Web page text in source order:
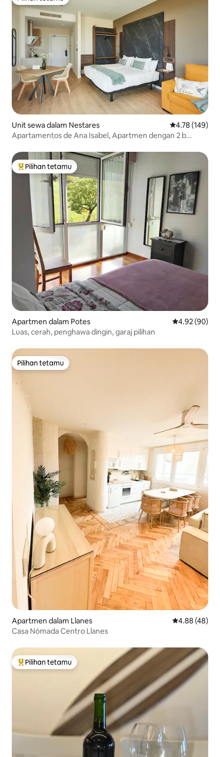
Pilihan tetamu
Unit sewa dalam Nestares Penarafan
4.78 (149)
Apartamentos de Ana Isabel, Apartmen dengan 2 b...
Pilihan utama tetamu
Pilihan tetamu
Apartmen dalam Potes Penarafan
4.92 (90)
Luas, cerah, penghawa dingin, garaj pilihan
Pilihan tetamu
Pilihan tetamu
Apartmen dalam Llanes Penarafan
4.88 (48)
Casa Nómada Centro Llanes
Pilihan utama tetamu
Pilihan tetamu